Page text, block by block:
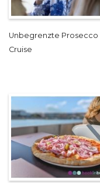
Unbegrenzte Prosecco
Cruise